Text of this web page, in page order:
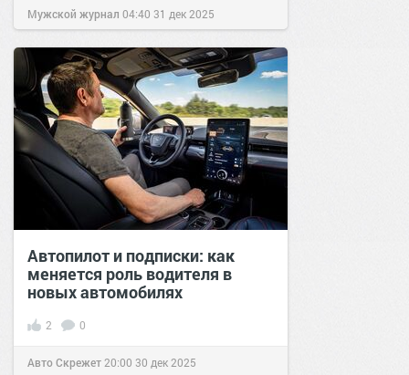
Мужской журнал 04:40 31 дек 2025
Автопилот и подписки: как
меняется роль водителя в
новых автомобилях
2 0
Авто Скрежет 20:00 30 дек 2025